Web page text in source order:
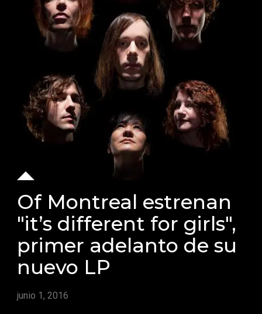
Of Montreal estrenan
"it’s different for girls",
primer adelanto de su
nuevo LP
junio 1, 2016